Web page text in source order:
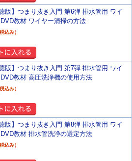
版】つまり抜き入門 第6弾 排水管用 ワイ
教材 ワイヤー清掃の方法
税込み）
版】つまり抜き入門 第7弾 排水管用 ワイ
教材 高圧洗浄機の使用方法
税込み）
版】つまり抜き入門 第8弾 排水管用 ワイ
教材 排水管洗浄の選定方法
税込み）